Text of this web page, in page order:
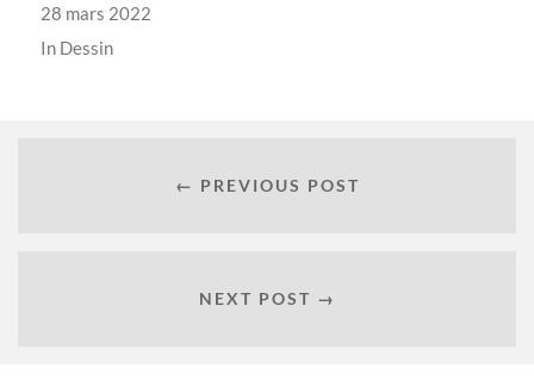
28 mars 2022
In Dessin
← PREVIOUS POST
NEXT POST →